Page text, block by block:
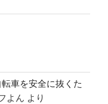
車を安全に抜くた
よん より